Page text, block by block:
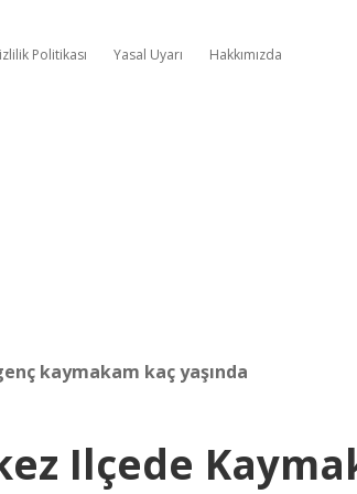
Politikası Yasal Uyarı Hakkımızda
kaymakam kaç yaşında
Ilçede